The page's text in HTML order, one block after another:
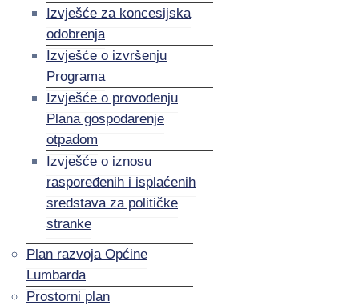
Izvješće za koncesijska
odobrenja
Izvješće o izvršenju
Programa
Izvješće o provođenju
Plana gospodarenje
otpadom
Izvješće o iznosu
raspoređenih i isplaćenih
sredstava za političke
stranke
Plan razvoja Općine
Lumbarda
Prostorni plan